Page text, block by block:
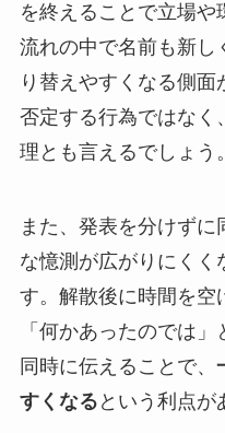
を終えることで立場
流れの中で名前も新し
り替えやすくなる側
否定する行為ではなく
理とも言えるでしょう。
また、発表を分けず
な憶測が広がりにくく
す。解散後に時間を空
「何かあったのでは
同時に伝えることで、
すくなる という利点が